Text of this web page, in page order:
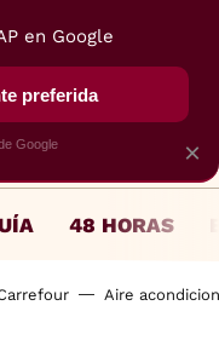
48 HORAS
Aire
×
en Google
preferida
Google